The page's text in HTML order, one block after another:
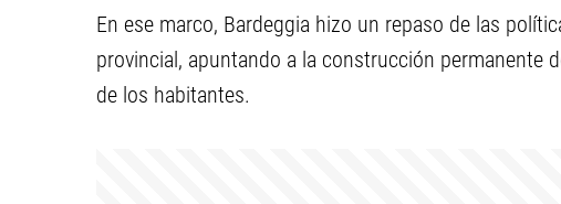
En ese marco, Bardeggia hizo un repaso de las
provincial, apuntando a la construcción permanente
de los habitantes.